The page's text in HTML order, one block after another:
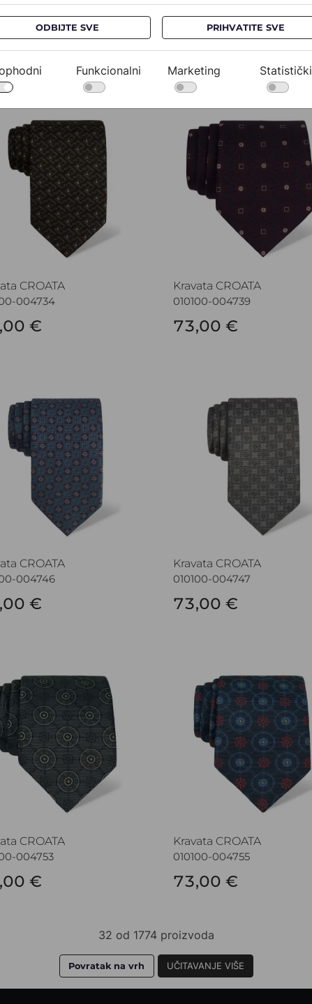
CROATA
004712
€
Kravata CROATA
010100-004713
73,00 €
CROATA
CROATA
004734
€
Kravata CROATA
Kravata CROATA
010100-004739
73,00 €
CROATA
004746
€
Kravata CROATA
010100-004747
73,00 €
CROATA
004753
€
Kravata CROATA
010100-004755
73,00 €
32 od 1774 proizvoda
Povratak na vrh UČITAVANJE VIŠE
ODBIJTE SVE PRIHVATITE SVE
Funkcionalni Marketing Statistički